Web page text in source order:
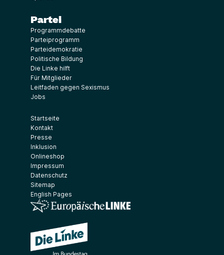
Partei
Programmdebatte
Parteiprogramm
Parteidemokratie
Politische Bildung
Die Linke hilft
Für Mitglieder
Leitfaden gegen Sexismus
Jobs
Startseite
Kontakt
Presse
Inklusion
Onlineshop
Impressum
Datenschutz
Sitemap
English Pages
(Link öffnet ein neues Fenster)